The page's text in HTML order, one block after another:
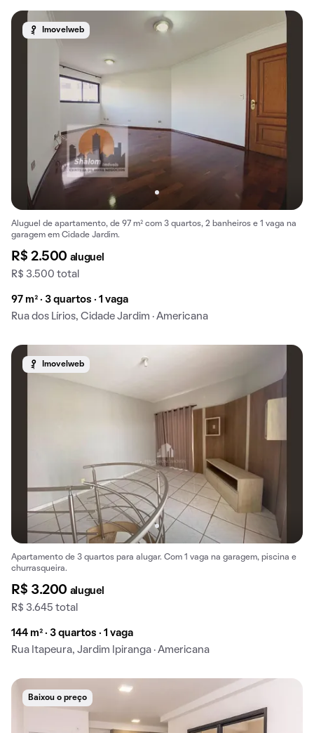
Imovelweb
Aluguel de apartamento, de 97 m² com 3 quartos, 2 banheiros e 1 vaga na
garagem em Cidade Jardim.
R$ 2.500 aluguel
R$ 3.500 total
97 m² · 3 quartos · 1 vaga
Rua dos Lírios, Cidade Jardim · Americana
Imovelweb
Apartamento de 3 quartos para alugar. Com 1 vaga na garagem, piscina e
churrasqueira.
R$ 3.200 aluguel
R$ 3.645 total
144 m² · 3 quartos · 1 vaga
Rua Itapeura, Jardim Ipiranga · Americana
Baixou o preço